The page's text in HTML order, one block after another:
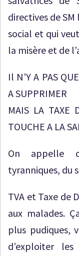
directives de
social et qui
la misère et de
Il N’Y A PAS
A SUPPRIMER
MAIS LA TAXE
TOUCHE A LA
On appelle
tyranniques, du
TVA et Taxe de
aux malades.
plus pudiques,
d’exploiter